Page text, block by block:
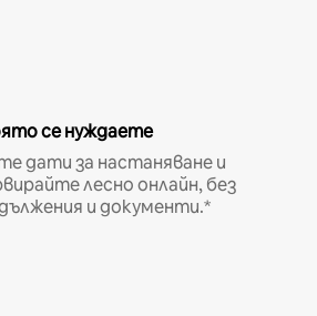
се нуждаете
дати за настаняване и
лесно онлайн, без
и документи.*